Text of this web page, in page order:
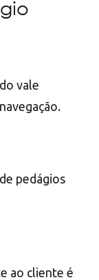
vale
pedágios
ao cliente é